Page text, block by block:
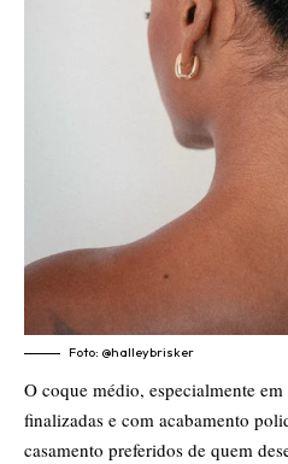
Foto: @halleybrisker
O coque médio, especialmente
finalizadas e com acabamento
casamento preferidos de quem